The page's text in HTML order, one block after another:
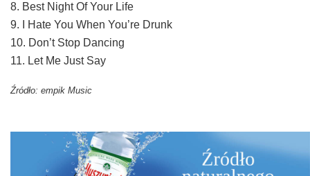
8. Best Night Of Your Life
9. I Hate You When You’re Drunk
10. Don’t Stop Dancing
11. Let Me Just Say
Źródło: empik Music